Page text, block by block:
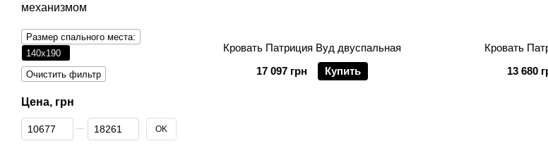
Кровать Патриция Вуд двуспальная
17 097 грн
Купить
Кровать
13 680
механизмом
Размер спального места:
140х190
Очистить фильтр
Цена, грн
От Цена, грн
До Цена, грн OK